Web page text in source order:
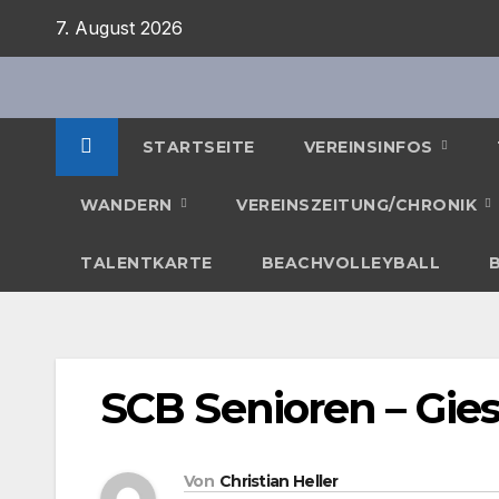
7. August 2026
STARTSEITE VEREINSINFOS
WANDERN VEREINSZEITUNG/CHRONIK
TALENTKARTE BEACHVOLLEYBALL
SCB Senioren –
Von Christian Heller